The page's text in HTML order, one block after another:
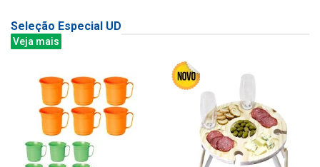
Seleção Especial UD
Veja mais